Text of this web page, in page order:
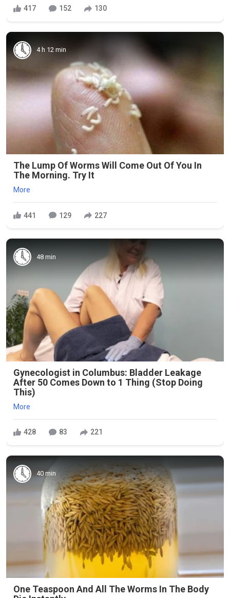
417 152 130
4 h 12 min
The Lump Of Worms Will Come Out Of You In
The Morning. Try It
More
441 129 227
48 min
Gynecologist in Columbus: Bladder Leakage
After 50 Comes Down to 1 Thing (Stop Doing
This)
More
428 83 221
40 min
One Teaspoon And All The Worms In The Body